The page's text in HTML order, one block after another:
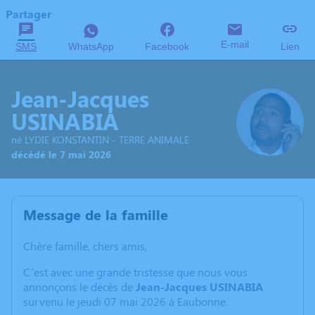
Partager
SMS WhatsApp Facebook E-mail Lien
Jean-Jacques
USINABIA
né LYDIE KONSTANTIN - TERRE ANIMALE
décédé le 7 mai 2026
Message de la famille
Chère famille, chers amis,
C’est avec une grande tristesse que nous vous
annonçons le décès deJean-Jacques USINABIA
survenu le jeudi 07 mai 2026 à Eaubonne.